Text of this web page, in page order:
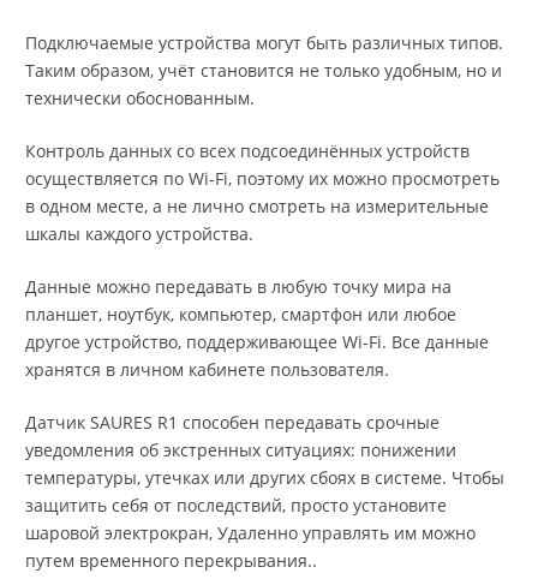
Подключаемые устройства могут быть различных типов.
Таким образом, учёт становится не только удобным, но и
технически обоснованным.
Контроль данных со всех подсоединённых устройств
осуществляется по Wi-Fi, поэтому их можно просмотреть
в одном месте, а не лично смотреть на измерительные
шкалы каждого устройства.
Данные можно передавать в любую точку мира на
планшет, ноутбук, компьютер, смартфон или любое
другое устройство, поддерживающее Wi-Fi. Все данные
хранятся в личном кабинете пользователя.
Датчик SAURES R1 способен передавать срочные
уведомления об экстренных ситуациях: понижении
температуры, утечках или других сбоях в системе. Чтобы
защитить себя от последствий, просто установите
шаровой электрокран, Удаленно управлять им можно
путем временного перекрывания..